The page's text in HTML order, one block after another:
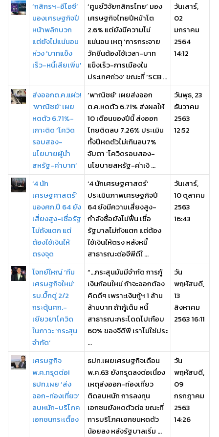
‘กสิกรฯ-อีไอซี’
มองเศรษฐกิจปี
หน้าพลิกบวก
แต่ยังไม่แน่นอน
ห่วง 'บาทแข็ง
เร็ว-หนี้เสียเพิ่ม'
‘ศูนย์วิจัยกสิกรไทย’ มอง
เศรษฐกิจไทยปีหน้าโต
2.6% แต่ยังมีความไม่
แน่นอน เหตุ ‘การกระจาย
วัคซีนต้องใช้เวลา-บาท
แข็งเร็ว-การเมืองใน
ประเทศถ่วง’ ขณะที่ ‘SCB ...
วันเสาร์,
02
มกราคม
2564
14:12
ส่งออกต.ค.แผ่ว!
'พาณิชย์' เผย
หดตัว 6.71%-
เกาะติด ‘โควิด
รอบสอง-
นโยบายผู้นำ
สหรัฐ-ค่าบาท’
‘พาณิชย์’ เผยส่งออก
ต.ค.หดตัว 6.71% ส่งผลให้
10 เดือนของปีนี้ ส่งออก
ไทยติดลบ 7.26% ประเมิน
ทั้งปีหดตัวไม่เกินลบ7%
จับตา ‘โควิดรอบสอง-
นโยบายสหรัฐ-ค่าเงิ ...
วันพุธ, 23
ธันวาคม
2563
12:52
‘4 นัก
เศรษฐศาสตร์’
มองศก.ปี 64 ยัง
เสี่ยงสูง-เชื่อรัฐ
ไม่ถังแตก แต่
ต้องใช้เงินให้
ตรงจุด
‘4 นักเศรษฐศาสตร์’
ประเมินภาพเศรษฐกิจปี
64 ยังมีความเสี่ยงสูง-
กำลังซื้อยังไม่ฟื้น เชื่อ
รัฐบาลไม่ถังแตก แต่ต้อง
ใช้เงินให้ตรง หลังหนี้
สาธารณะต่อจีพีดีใ ...
วันเสาร์,
10 ตุลาคม
2563
16:43
โจทย์ใหญ่ ‘ทีม
เศรษฐกิจใหม่’
รบ.บิ๊กตู่ 2/2
กระตุ้นศก.-
เยียวยาโควิด
ในภาวะ ‘กระสุน
จำกัด’
“...กระสุนมันมีจำกัด การกู้
เงินก้อนใหม่ ถ้าจะออกต้อง
คิดดีๆ เพราะเงินกู้ฯ 1 ล้าน
ล้านบาท ถ้ากู้เต็ม หนี้
สาธารณะกระโดดไปเกือบ
60% ของจีดีพี เราไม่ใช่ประ
...
วัน
พฤหัสบดี,
13
สิงหาคม
2563 16:11
เศรษฐกิจ
พ.ค.ทรุดต่อ!
ธปท.เผย ‘ส่ง
ออก-ท่องเที่ยว’
ลบหนัก-บริโภค
เอกชนกระเตื้อง
ธปท.เผยเศรษฐกิจเดือน
พ.ค.63 ยังทรุดลงต่อเนื่อง
เหตุส่งออก-ท่องเที่ยว
ติดลบหนัก การลงทุน
เอกชนยังหดตัวต่อ ขณะที่
การบริโภคเอกชนหดตัว
น้อยลง หลังรัฐบาลเริ่ม ...
วัน
พฤหัสบดี,
09
กรกฎาคม
2563
14:26